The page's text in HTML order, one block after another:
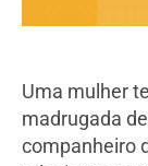
Uma mulher
madrugada
companheiro